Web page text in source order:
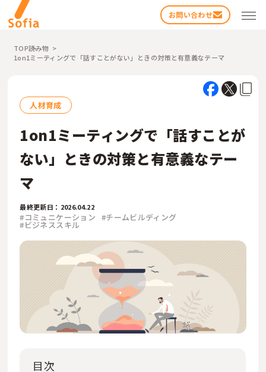
お問い合わせ
する
TOP読み物
1on1ミーティングで「話すことがない」ときの対策と有意義なテーマ
人材育成
1on1ミーティングで「話すことが
ない」ときの対策と有意義なテー
マ
最終更新日：2026.04.22
#コミュニケーション #チームビルディング
#ビジネススキル
目次